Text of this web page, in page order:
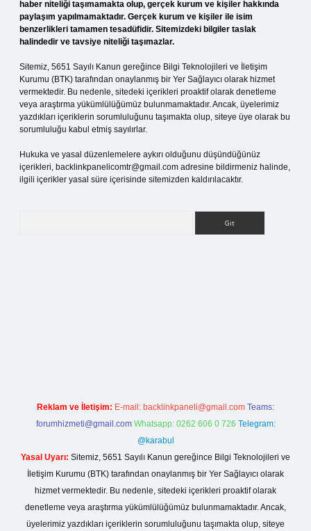
haber niteliği taşımamakta olup, gerçek kurum ve kişiler hakkında
paylaşım yapılmamaktadır. Gerçek kurum ve kişiler ile isim
benzerlikleri tamamen tesadüfidir. Sitemizdeki bilgiler taslak
halindedir ve tavsiye niteliği taşımazlar.
Sitemiz, 5651 Sayılı Kanun gereğince Bilgi Teknolojileri ve İletişim
Kurumu (BTK) tarafından onaylanmış bir Yer Sağlayıcı olarak hizmet
vermektedir. Bu nedenle, sitedeki içerikleri proaktif olarak denetleme
veya araştırma yükümlülüğümüz bulunmamaktadır. Ancak, üyelerimiz
yazdıkları içeriklerin sorumluluğunu taşımakta olup, siteye üye olarak bu
sorumluluğu kabul etmiş sayılırlar.
Hukuka ve yasal düzenlemelere aykırı olduğunu düşündüğünüz
içerikleri, backlinkpanelicomtr@gmail.com adresine bildirmeniz halinde,
ilgili içerikler yasal süre içerisinde sitemizden kaldırılacaktır.
Reklam ve İletişim: E-mail: backlinkpaneli@gmail.com Teams:
forumhizmeti@gmail.com Whatsapp: 0262 606 0 726 Telegram:
@karabul
Yasal Uyarı: Sitemiz, 5651 Sayılı Kanun gereğince Bilgi Teknolojileri ve
İletişim Kurumu (BTK) tarafından onaylanmış bir Yer Sağlayıcı olarak
hizmet vermektedir. Bu nedenle, sitedeki içerikleri proaktif olarak
denetleme veya araştırma yükümlülüğümüz bulunmamaktadır. Ancak,
üyelerimiz yazdıkları içeriklerin sorumluluğunu taşımakta olup, siteye